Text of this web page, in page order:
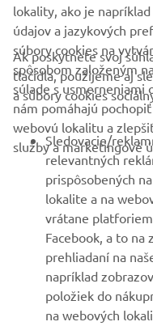
FIREMNÉ STRÁNKY
B2B
VIAC YAMAHA
PODPORA
BULLETIN
Získajte medzi prvými
špeciálnych akciách,
lokality, ako je
údajov a jazykových
súbory cookies na
spôsobom založeným
súlade s usmerneniami
nám pomáhajú
webovú lokalitu a
služby a marketingové
Ak poskytnete svoj
tlačidla, použijeme aj
a súbory cookies
Sledovacie/
relevantných
prispôsobených
lokalite a na
vrátane
Facebook, a to na
prehliadaní na
napríklad
položiek do
na webových